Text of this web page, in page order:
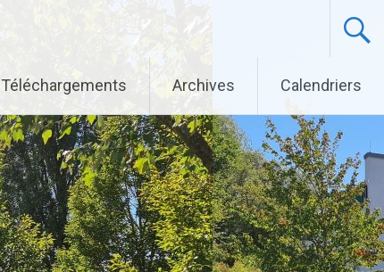
Téléchargements Archives Calendriers